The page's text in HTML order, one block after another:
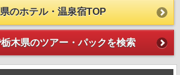
のホテル・温泉宿TOP
木県のツアー・パックを検索